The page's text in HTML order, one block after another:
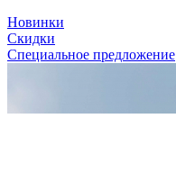
Новинки
Скидки
Специальное предложение